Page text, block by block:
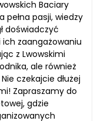
Baciary
pełna pasji, wiedzy
doświadczyć
ich zaangażowaniu
z Lwowskimi
ale również
czekajcie dłużej
Zapraszamy do
gdzie